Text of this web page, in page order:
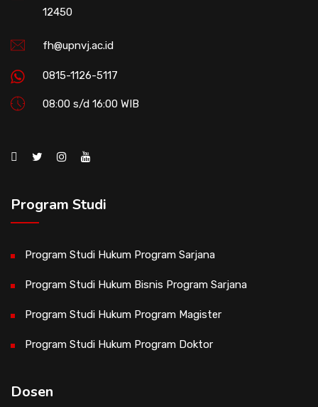
12450
fh@upnvj.ac.id
0815-1126-5117
08:00 s/d 16:00 WIB
Program Studi
Program Studi Hukum Program Sarjana
Program Studi Hukum Bisnis Program Sarjana
Program Studi Hukum Program Magister
Program Studi Hukum Program Doktor
Dosen